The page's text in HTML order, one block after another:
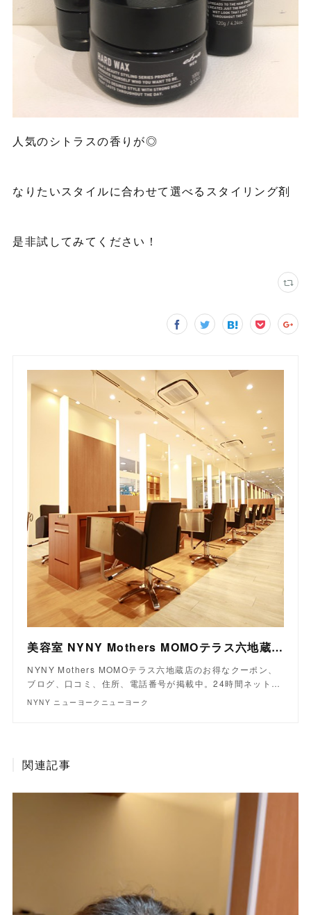
人気のシトラスの香りが◎
なりたいスタイルに合わせて選べるスタイリング剤
是非試してみてください！
美容室 NYNY Mothers MOMOテラス六地蔵店｜ヘアサロン・美容院｜ニューヨークニューヨーク
NYNY Mothers MOMOテラス六地蔵店のお得なクーポン、
ブログ、口コミ、住所、電話番号が掲載中。24時間ネット…
NYNY ニューヨークニューヨーク
関連記事